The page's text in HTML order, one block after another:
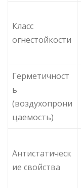
Класс
огнестойкости
Герметичност
ь
(воздухопрони
цаемость)
Антистатическ
ие свойства